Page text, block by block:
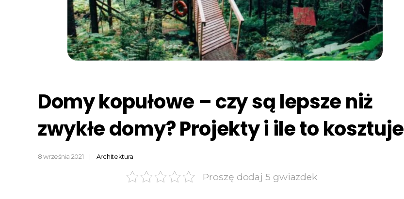
Domy kopułowe – czy są lepsze niż
zwykłe domy? Projekty i ile to kosztuje
8 września 2021 Architektura
Proszę dodaj 5 gwiazdek